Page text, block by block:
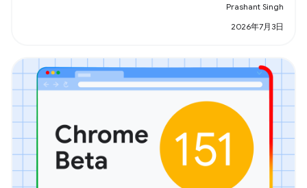
Prashant Singh
2026年7月3日